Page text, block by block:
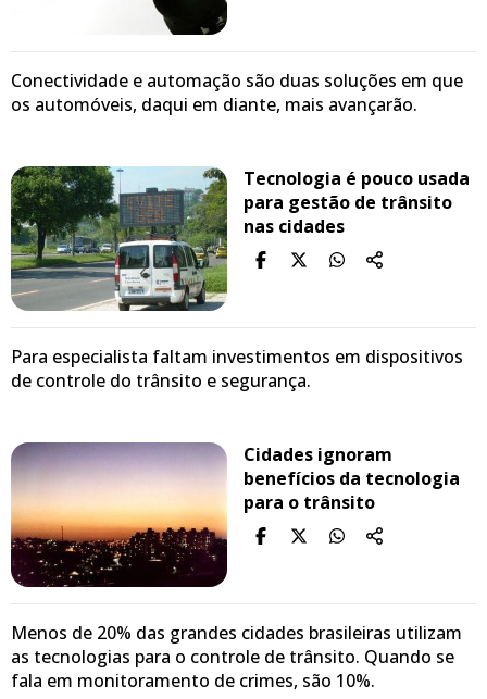
Conectividade e automação são duas soluções em que
os automóveis, daqui em diante, mais avançarão.
Tecnologia é pouco usada
para gestão de trânsito
nas cidades
Para especialista faltam investimentos em dispositivos
de controle do trânsito e segurança.
Cidades ignoram
benefícios da tecnologia
para o trânsito
Menos de 20% das grandes cidades brasileiras utilizam
as tecnologias para o controle de trânsito. Quando se
fala em monitoramento de crimes, são 10%.